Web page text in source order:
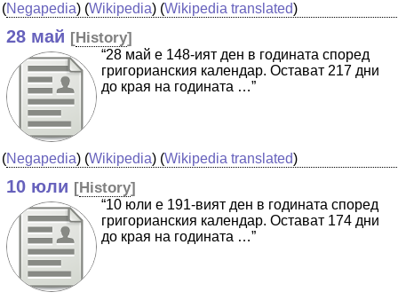
(Negapedia) (Wikipedia) (Wikipedia translated)
28 май [History]
“28 май е 148-ият ден в годината според
григорианския календар. Остават 217 дни
до края на годината …”
(Negapedia) (Wikipedia) (Wikipedia translated)
10 юли [History]
“10 юли е 191-вият ден в годината според
григорианския календар. Остават 174 дни
до края на годината …”